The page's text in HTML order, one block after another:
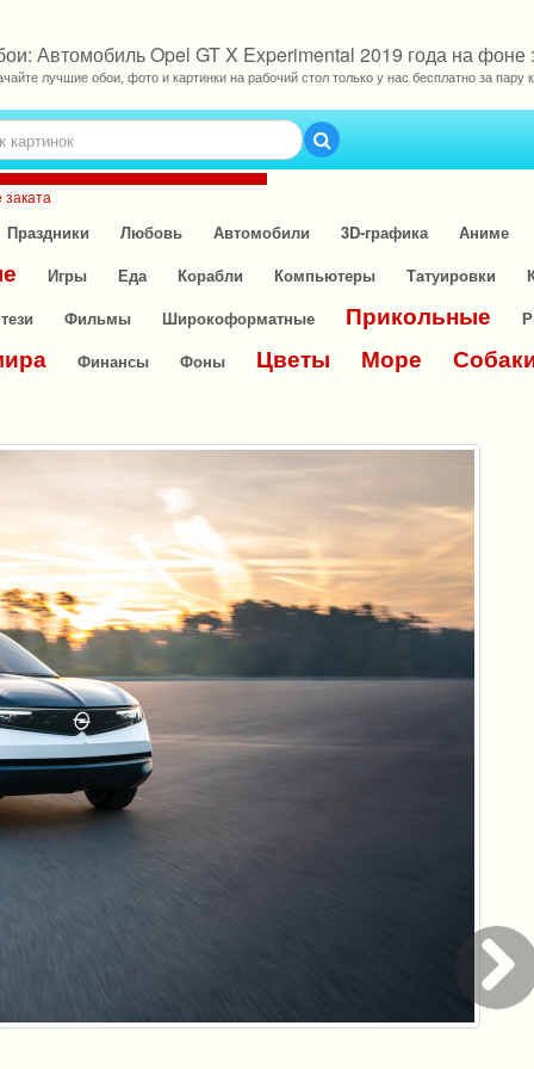
Автомобиль Opel GT X Experimental 2019 года на фоне
лучшие обои, фото и картинки на рабочий стол только у нас бесплатно за пару
Праздники Любовь Автомобили 3D-графика Аниме
Игры Еда Корабли Компьютеры Татуировки
Фильмы Широкоформатные Прикольные
Финансы Фоны Цветы Море